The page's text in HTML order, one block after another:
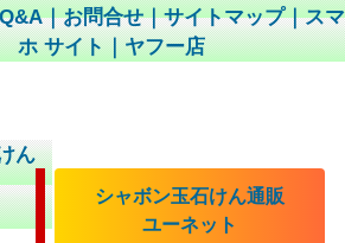
｜お問合せ｜サイトマップ｜スマ
ホ サイト｜ヤフー店
ん
シャボン玉石けん通販
ユーネット